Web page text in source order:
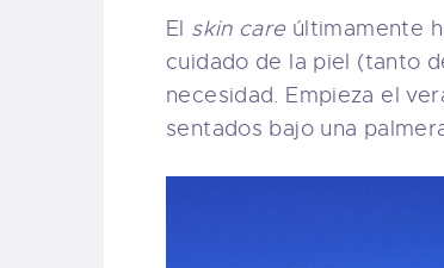
El skin care últimamente
cuidado de la piel (tanto
necesidad. Empieza el
sentados bajo una